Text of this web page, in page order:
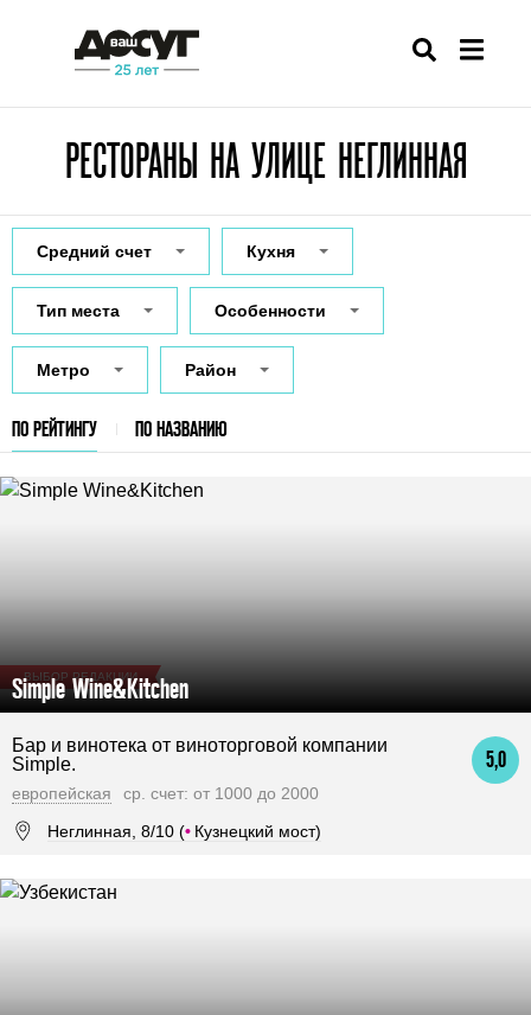
РЕСТОРАНЫ НА УЛИЦЕ НЕГЛИННАЯ
Средний счет Кухня
Тип места Особенности
Метро Район
ПО РЕЙТИНГУ ПО НАЗВАНИЮ
ВЫБОР РЕДАКЦИИ
Simple Wine&Kitchen
5,0
Бар и винотека от виноторговой компании
Simple.
европейская
ср. счет: от 1000 до 2000
Неглинная, 8/10 (• Кузнецкий мост)